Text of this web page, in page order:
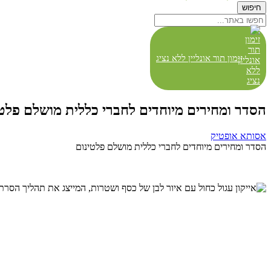
חיפוש
חיפוש
חפשו
באתר...
זימון תור אונליין ללא נציג
הסדר ומחירים מיוחדים לחברי כללית מושלם
אסותא אופטיק
הסדר ומחירים מיוחדים לחברי כללית מושלם פלטינום